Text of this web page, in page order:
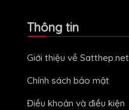
Thông tin
Giới thiệu về Satthep.net
Chính sách bảo mật
Điều khoản và điều kiện